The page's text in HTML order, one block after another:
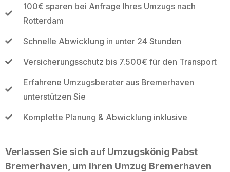
100€ sparen bei Anfrage Ihres Umzugs nach
Rotterdam
Schnelle Abwicklung in unter 24 Stunden
Versicherungsschutz bis 7.500€ für den Transport
Erfahrene Umzugsberater aus Bremerhaven
unterstützen Sie
Komplette Planung & Abwicklung inklusive
Verlassen Sie sich auf Umzugskönig Pabst
Bremerhaven, um Ihren Umzug Bremerhaven